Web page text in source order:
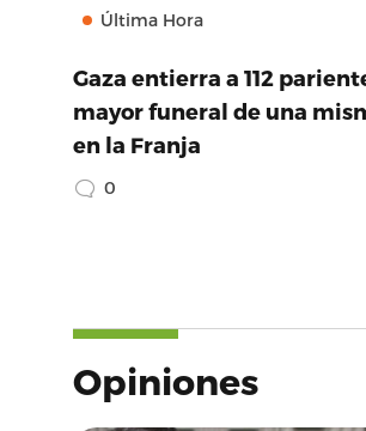
Última Hora
Gaza entierra a 112
mayor funeral de una
en la Franja
0
Opiniones